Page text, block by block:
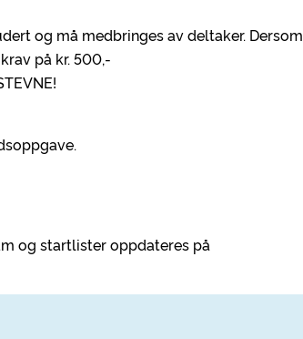
og må medbringes av deltaker. Dersom
på kr. 500,-
og startlister oppdateres på